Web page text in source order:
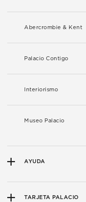
Abercrombie & Kent
Palacio Contigo
Interiorismo
Museo Palacio
AYUDA
TARJETA PALACIO